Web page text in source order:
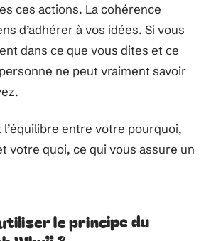
ces actions. La cohérence
d’adhérer à vos idées. Si vous
dans ce que vous dites et ce
ne peut vraiment savoir
l’équilibre entre votre pourquoi,
votre quoi, ce qui vous assure un
le principe du